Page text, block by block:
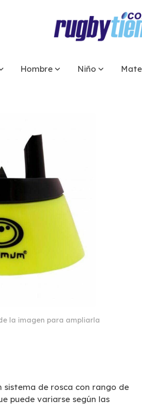
Hombre Niño
la imagen para ampliarla
sistema de rosca con rango de
puede variarse según las